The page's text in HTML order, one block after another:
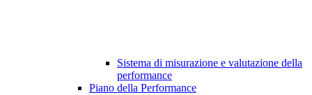
Sistema di misurazione e valutazione della
performance
Piano della Performance